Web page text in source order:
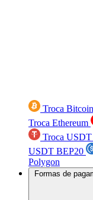
Troca Bitcoin
Troca Ethereum
Troca
USDT BEP20
Polygon
Formas de